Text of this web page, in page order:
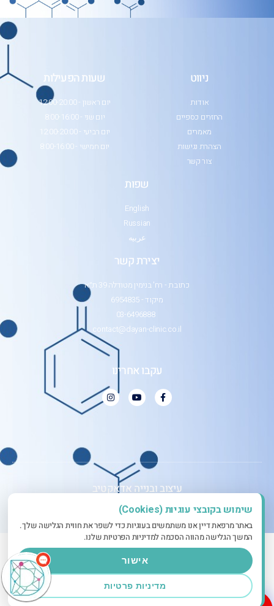
ניווט
אודות
החזרים כספיים
מאמרים
הצהרת נגישות
צור קשר
שעות הפעילות
יום ראשון - 12:00-20:00
יום שני - 8:00-16:00
יום רביעי - 12:00-20:00
יום חמישי - 8:00-16:00
שפות
English
Russian
عربيه
יצירת קשר
כתובת - רח' בנימין מטודלה 39 ת״א
מיקוד - 6954835
03-6496888
contact@dayan-clinic.co.il
עקבו אחרינו
עיצוב ובנייה אדאקטיב
שימוש בקובצי עוגיות (Cookies)
באתר מרפאת דיין אנו משתמשים בעוגיות כדי לשפר את חווית הגלישה שלך.
המשך הגלישה מהווה הסכמה למדיניות הפרטיות שלנו.
אישור
מדיניות פרטיות